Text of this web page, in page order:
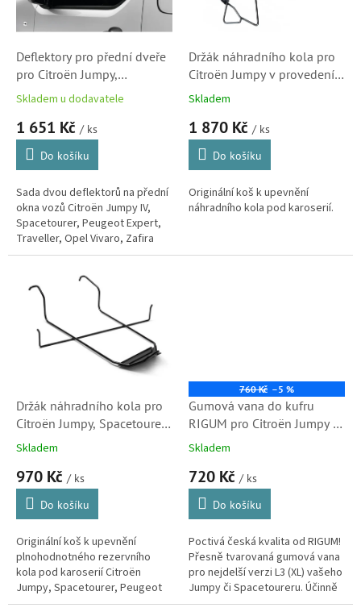
Deflektory pro přední dveře
pro Citroën Jumpy,
Spacetourer a Peugeot
Zafira Life, Vivaro a Toyota
ProAce
Skladem u dodavatele
1 651 Kč / ks
Do košíku
Sada dvou deflektorů na přední
okna vozů Citroën Jumpy IV,
Spacetourer, Peugeot Expert,
Traveller, Opel Vivaro, Zafira
Life, Fiat Scudo a Toyota
Držák náhradního kola pro
Citroën Jumpy v provedení
L1, Spacetourer, Peugeot
Zafira
Skladem
1 870 Kč / ks
Do košíku
Originální koš k upevnění
náhradního kola pod karoserií.
Držák náhradního kola pro
Citroën Jumpy, Spacetourer,
Peugeot Expert, Traveller,
Skladem
970 Kč / ks
Do košíku
Originální koš k upevnění
plnohodnotného rezervního
kola pod karoserií Citroën
Jumpy, Spacetourer, Peugeot
Expert, Traveller, Opel Zafira,
760 Kč –5 %
Gumová vana do kufru
RIGUM pro Citroën Jumpy /
Spacetourer od rv 2016 –
Skladem
720 Kč / ks
Do košíku
Poctivá česká kvalita od RIGUM!
Přesně tvarovaná gumová vana
pro nejdelší verzi L3 (XL) vašeho
Jumpy či Spacetoureru. Účinně
chrání podlahu před blátem,